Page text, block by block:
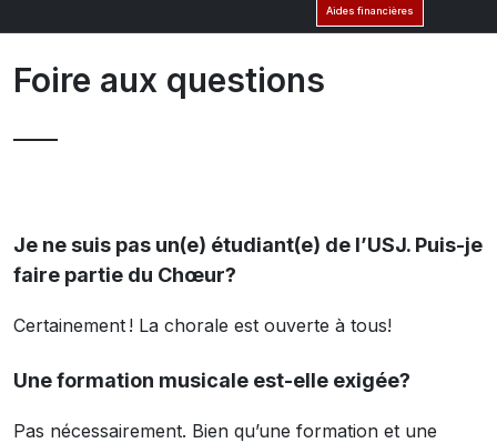
Aides financières
Foire aux questions
Je ne suis pas un(e) étudiant(e) de l’USJ. Puis-je
faire partie du Chœur?
Certainement ! La chorale est ouverte à tous!
Une formation musicale est-elle exigée?
Pas nécessairement. Bien qu’une formation et une